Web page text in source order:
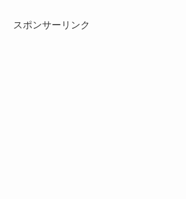
スポンサーリンク